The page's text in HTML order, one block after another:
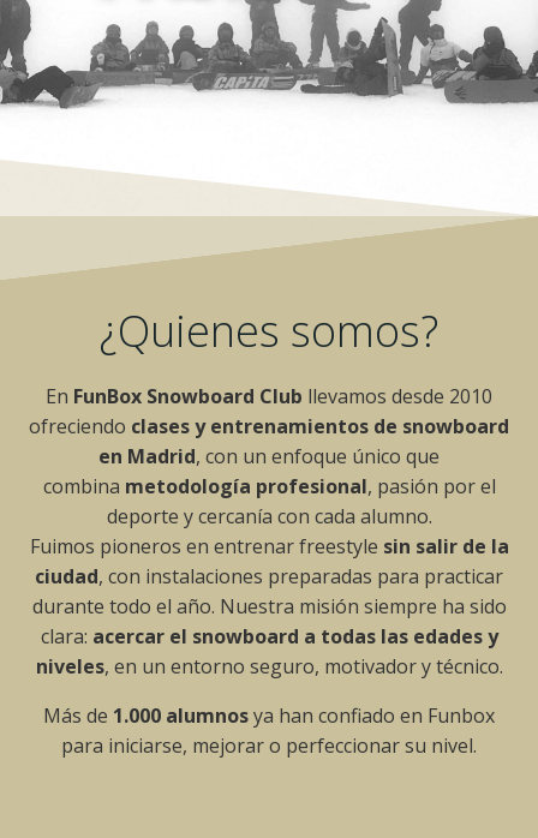
¿Quienes somos?
En FunBox Snowboard Club llevamos desde 2010
ofreciendo clases y entrenamientos de snowboard
en Madrid, con un enfoque único que
combina metodología profesional, pasión por el
deporte y cercanía con cada alumno.
Fuimos pioneros en entrenar freestyle sin salir de la
ciudad, con instalaciones preparadas para practicar
durante todo el año. Nuestra misión siempre ha sido
clara: acercar el snowboard a todas las edades y
niveles, en un entorno seguro, motivador y técnico.
Más de 1.000 alumnosya han confiado en Funbox
para iniciarse, mejorar o perfeccionar su nivel.